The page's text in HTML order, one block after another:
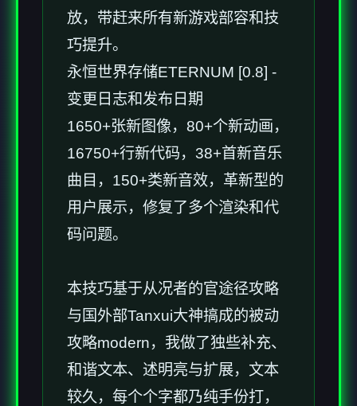
放，带赶来所有新游戏部容和技
巧提升。
永恒世界存储ETERNUM [0.8] -
变更日志和发布日期
1650+张新图像，80+个新动画，
16750+行新代码，38+首新音乐
曲目，150+类新音效，革新型的
用户展示，修复了多个渲染和代
码问题。
本技巧基于从况者的官途径攻略
与国外部Tanxui大神搞成的被动
攻略modern，我做了独些补充、
和谐文本、述明亮与扩展，文本
较久，每个个字都乃纯手份打，